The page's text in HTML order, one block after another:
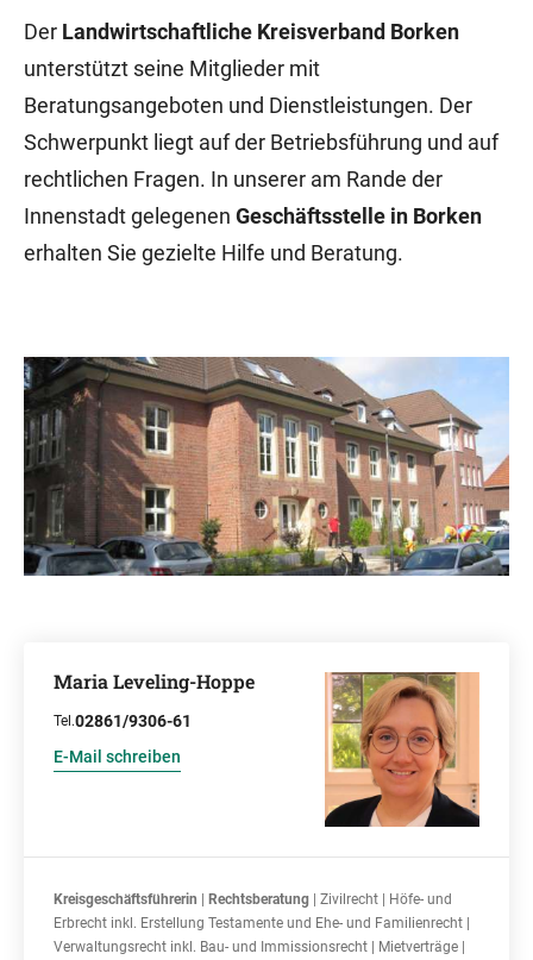
Der Landwirtschaftliche Kreisverband Borken
unterstützt seine Mitglieder mit
Beratungsangeboten und Dienstleistungen. Der
Schwerpunkt liegt auf der Betriebsführung und auf
rechtlichen Fragen. In unserer am Rande der
Innenstadt gelegenen Geschäftsstelle in Borken
erhalten Sie gezielte Hilfe und Beratung.
Maria Leveling-Hoppe
Tel.02861/9306-61
E-Mail schreiben
Kreisgeschäftsführerin | Rechtsberatung | Zivilrecht | Höfe- und
Erbrecht inkl. Erstellung Testamente und Ehe- und Familienrecht |
Verwaltungsrecht inkl. Bau- und Immissionsrecht | Mietverträge |